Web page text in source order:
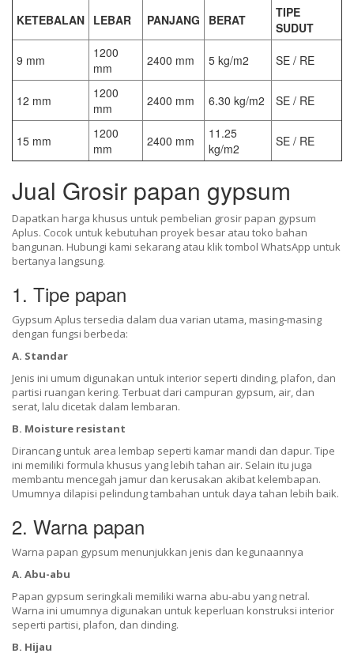
KETEBALAN LEBAR PANJANG BERAT
TIPE
SUDUT
9 mm
1200
mm
2400 mm 5 kg/m2 SE / RE
12 mm
1200
mm
2400 mm 6.30 kg/m2 SE / RE
15 mm
1200
mm
2400 mm
11.25
kg/m2
SE / RE
Jual Grosir papan gypsum
Dapatkan harga khusus untuk pembelian grosir papan gypsum
Aplus. Cocok untuk kebutuhan proyek besar atau toko bahan
bangunan. Hubungi kami sekarang atau klik tombol WhatsApp untuk
bertanya langsung.
1. Tipe papan
Gypsum Aplus tersedia dalam dua varian utama, masing-masing
dengan fungsi berbeda:
A. Standar
Jenis ini umum digunakan untuk interior seperti dinding, plafon, dan
partisi ruangan kering. Terbuat dari campuran gypsum, air, dan
serat, lalu dicetak dalam lembaran.
B. Moisture resistant
Dirancang untuk area lembap seperti kamar mandi dan dapur. Tipe
ini memiliki formula khusus yang lebih tahan air. Selain itu juga
membantu mencegah jamur dan kerusakan akibat kelembapan.
Umumnya dilapisi pelindung tambahan untuk daya tahan lebih baik.
2. Warna papan
Warna papan gypsum menunjukkan jenis dan kegunaannya
A. Abu-abu
Papan gypsum seringkali memiliki warna abu-abu yang netral.
Warna ini umumnya digunakan untuk keperluan konstruksi interior
seperti partisi, plafon, dan dinding.
B. Hijau